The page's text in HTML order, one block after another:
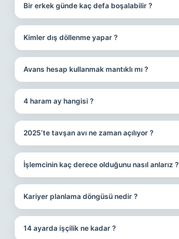
Bir erkek günde kaç defa boşalabilir ?
Kimler dış döllenme yapar ?
Avans hesap kullanmak mantıklı mı ?
4 haram ay hangisi ?
2025’te tavşan avı ne zaman açılıyor ?
İşlemcinin kaç derece olduğunu nasıl anlarız ?
Kariyer planlama döngüsü nedir ?
14 ayarda işçilik ne kadar ?